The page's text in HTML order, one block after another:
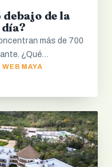
debajo de la
más de 700
¿Qué…
MAYA